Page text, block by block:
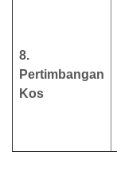
8.
Pertimbangan
Kos